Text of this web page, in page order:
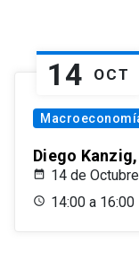
14 OCT
Diego
14 de
14:00 a 16:00